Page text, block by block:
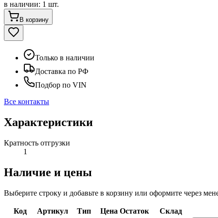
в наличии: 1 шт.
В корзину
Только в наличии
Доставка по РФ
Подбор по VIN
Все контакты
Характеристики
Кратность отгрузки
1
Наличие и цены
Выберите строку и добавьте в корзину или оформите через
Код Артикул Тип Цена Остаток
Склад